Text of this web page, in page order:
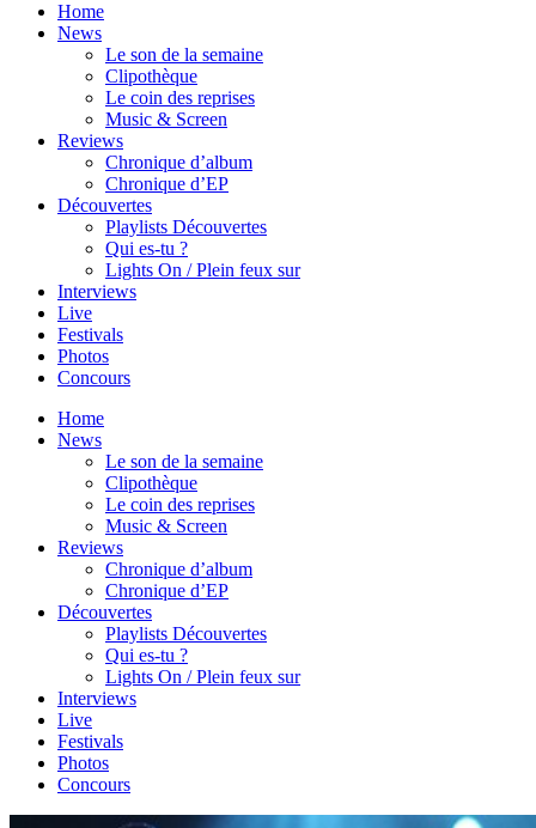
Home
News
Le son de la semaine
Clipothèque
Le coin des reprises
Music & Screen
Reviews
Chronique d’album
Chronique d’EP
Découvertes
Playlists Découvertes
Qui es-tu ?
Lights On / Plein feux sur
Interviews
Live
Festivals
Photos
Concours
Home
News
Le son de la semaine
Clipothèque
Le coin des reprises
Music & Screen
Reviews
Chronique d’album
Chronique d’EP
Découvertes
Playlists Découvertes
Qui es-tu ?
Lights On / Plein feux sur
Interviews
Live
Festivals
Photos
Concours